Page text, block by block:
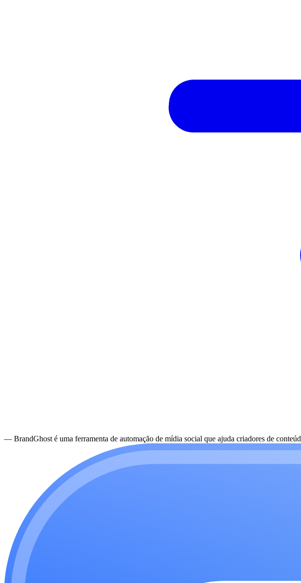
— BrandGhost é uma ferramenta de automação de mídia social que ajuda criadores de